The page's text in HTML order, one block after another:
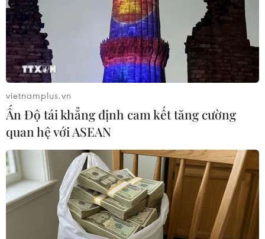
25/08/2017 13:03
Ngày 25/8, tại km 76+200, quốc lộ 12, địa bàn xã Chăn
Nưa, huyện Sìn Hồ, tỉnh Lai Châu xảy ra vụ tai nạn giao
thông đặc biệt nghiêm trọng khiến 2 người tử vong.
vietnamplus.vn
Ấn Độ tái khẳng định cam kết tăng cường
quan hệ với ASEAN